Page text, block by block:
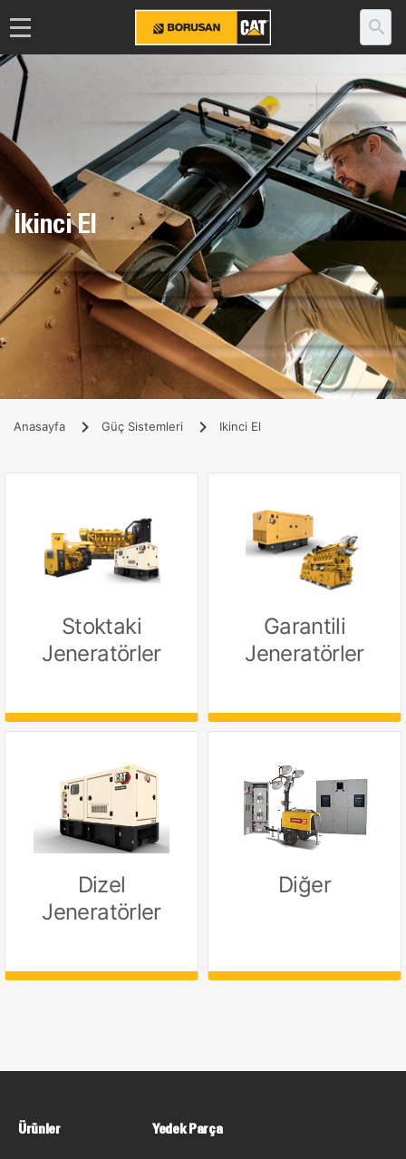
İkinci El
Anasayfa Güç Sistemleri Ikinci El
Stoktaki
Jeneratörler
Garantili
Jeneratörler
Dizel
Jeneratörler
Diğer
Ürünler Yedek Parça